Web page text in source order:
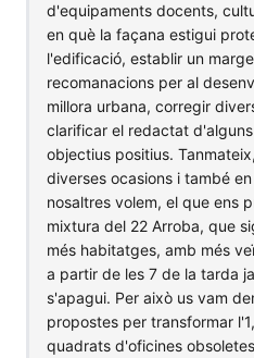
d'equipaments docents,
en què la façana estigui
l'edificació, establir un
recomanacions per al
millora urbana, corregir
clarificar el redactat
objectius positius.
diverses ocasions i també
nosaltres volem, el que ens
mixtura del 22 Arroba, que
més habitatges, amb més
a partir de les 7 de la tarda
s'apagui. Per això us vam
propostes per transformar
quadrats d'oficines